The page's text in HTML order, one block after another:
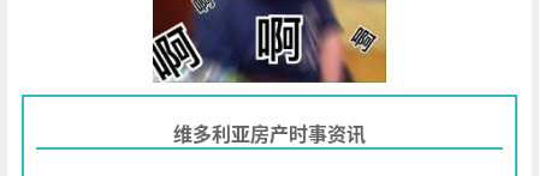
维多利亚房产时事资讯